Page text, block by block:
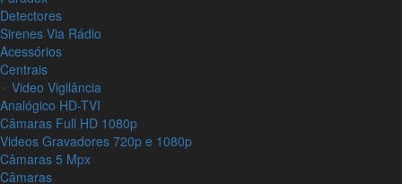
Detectores
Sirenes Via Rádio
Acessórios
Centrais
Video Vigilância
Analógico HD-TVI
Câmaras Full HD 1080p
Videos Gravadores 720p e 1080p
Câmaras 5 Mpx
Câmaras